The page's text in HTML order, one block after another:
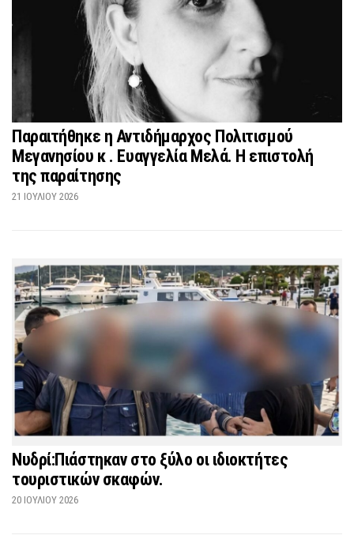
Παραιτήθηκε η Αντιδήμαρχος Πολιτισμού
Μεγανησίου κ . Ευαγγελία Μελά. Η επιστολή
της παραίτησης
21 ΙΟΥΛΊΟΥ 2026
Νυδρί:Πιάστηκαν στο ξύλο οι ιδιοκτήτες
τουριστικών σκαφών.
20 ΙΟΥΛΊΟΥ 2026